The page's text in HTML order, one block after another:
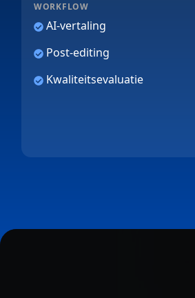
WORKFLOW
AI-vertaling
Post-editing
Kwaliteitsevaluatie